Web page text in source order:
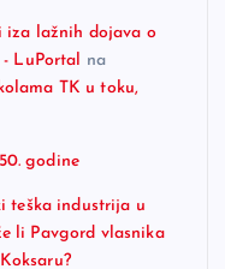
iza lažnih dojava o
LuPortal na
TK u toku,
godine
teška industrija u
li Pavgord vlasnika